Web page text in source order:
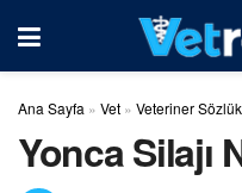
Ana Sayfa » Vet » Veteriner Sözlük
Yonca Silajı